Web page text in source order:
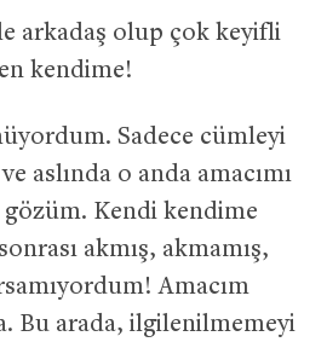
arkadaş olup çok keyifli
kendime!
Sadece cümleyi
aslında o anda amacımı
Kendi kendime
akmış, akmamış,
Amacım
Bu arada, ilgilenilmemeyi